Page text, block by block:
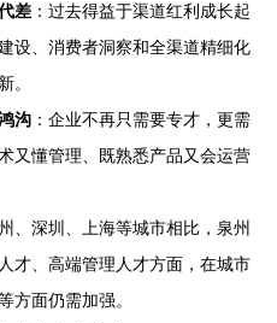
差 ：过去得益于渠道红利成长起
设、消费者洞察和全渠道精细化
。
沟 ：企业不再只需要专才，更需
又懂管理、既熟悉产品又会运营
、深圳、上海等城市相比，泉州
才、高端管理人才方面，在城市
方面仍需加强。